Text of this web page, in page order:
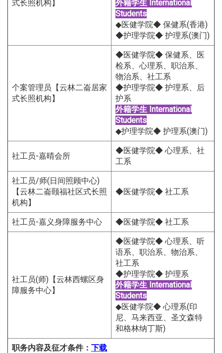
式长照机构】
外籍学生 International
Students
◆医健学院◆ 保健系(香港)
◆护理学院◆ 护理系(澳门)
个案管理员【云林二崙居家
式长照机构】
◆医健学院◆ 保健系、医
检系、心理系、职治系、
物治系、社工系
◆护理学院◆ 护理系、后
护系
外籍学生 International
Students
◆护理学院◆ 护理系(澳门)
社工员-嘉晴会所
◆医健学院◆ 心理系、社
工系
社工员/师(日间照顾中心)
【云林二崙颐福社区式长照
机构】
◆医健学院◆ 社工系
社工员-嘉义身障服务中心 ◆医健学院◆ 社工系
社工员(师)【云林西螺区身
障服务中心】
◆医健学院◆ 心理系、听
语系、职治系、物治系、
社工系
◆护理学院◆ 护理系
外籍学生 International
Students
◆医健学院◆ 心理系(印
尼、马来西亚、圣文森特
和格林纳丁斯)
职务内容及征才条件： 下载